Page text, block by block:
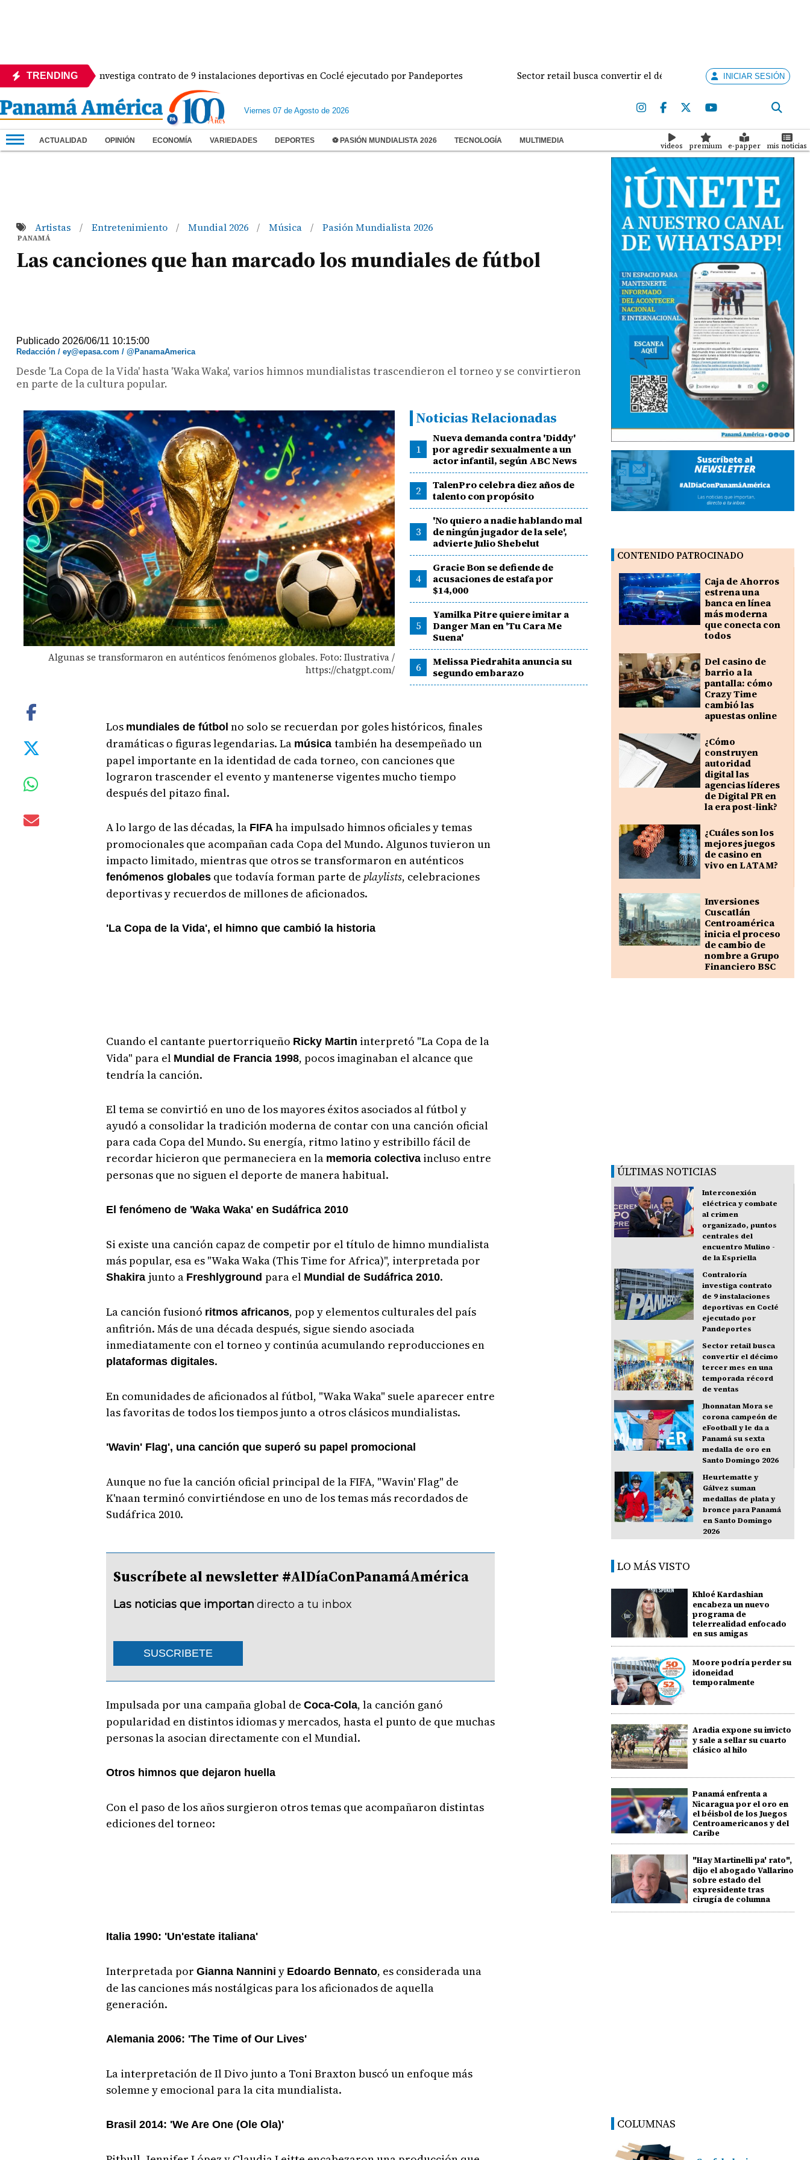
TRENDING
Contraloría investiga contrato de 9 instalaciones deportivas en Coclé ejecutado por Pandeportes Sector retail busca convertir el décimo tercer mes en una temporada
INICIAR SESIÓN
Viernes 07 de Agosto de 2026
ACTUALIDAD OPINIÓN ECONOMÍA VARIEDADES DEPORTES ⚽ PASIÓN MUNDIALISTA 2026 TECNOLOGÍA MULTIMEDIA
videos premium e-papper mis noticias
Artistas / Entretenimiento / Mundial 2026 / Música / Pasión Mundialista 2026
PANAMÁ
Las canciones que han marcado los mundiales de fútbol
Publicado 2026/06/11 10:15:00
Redacción / ey@epasa.com / @PanamaAmerica
Desde 'La Copa de la Vida' hasta 'Waka Waka', varios himnos mundialistas trascendieron el torneo y se convirtieron
en parte de la cultura popular.
Algunas se transformaron en auténticos fenómenos globales. Foto: Ilustrativa /
https://chatgpt.com/
Noticias Relacionadas
1
Nueva demanda contra 'Diddy'
por agredir sexualmente a un
actor infantil, según ABC News
2
TalenPro celebra diez años de
talento con propósito
3
'No quiero a nadie hablando mal
de ningún jugador de la sele',
advierte Julio Shebelut
4
Gracie Bon se defiende de
acusaciones de estafa por
$14,000
5
Yamilka Pitre quiere imitar a
Danger Man en 'Tu Cara Me
Suena'
6
Melissa Piedrahita anuncia su
segundo embarazo
Los mundiales de fútbol no solo se recuerdan por goles históricos, finales
dramáticas o figuras legendarias. La música también ha desempeñado un
papel importante en la identidad de cada torneo, con canciones que
lograron trascender el evento y mantenerse vigentes mucho tiempo
después del pitazo final.
A lo largo de las décadas, la FIFA ha impulsado himnos oficiales y temas
promocionales que acompañan cada Copa del Mundo. Algunos tuvieron un
impacto limitado, mientras que otros se transformaron en auténticos
fenómenos globalesque todavía forman parte de playlists, celebraciones
deportivas y recuerdos de millones de aficionados.
'La Copa de la Vida', el himno que cambió la historia
Cuando el cantante puertorriqueño Ricky Martin interpretó "La Copa de la
Vida" para el Mundial de Francia 1998, pocos imaginaban el alcance que
tendría la canción.
El tema se convirtió en uno de los mayores éxitos asociados al fútbol y
ayudó a consolidar la tradición moderna de contar con una canción oficial
para cada Copa del Mundo. Su energía, ritmo latino y estribillo fácil de
recordar hicieron que permaneciera en la memoria colectivaincluso entre
personas que no siguen el deporte de manera habitual.
El fenómeno de 'Waka Waka' en Sudáfrica 2010
Si existe una canción capaz de competir por el título de himno mundialista
más popular, esa es "Waka Waka (This Time for Africa)", interpretada por
Shakira junto a Freshlyground para el Mundial de Sudáfrica 2010.
La canción fusionó ritmos africanos, pop y elementos culturales del país
anfitrión. Más de una década después, sigue siendo asociada
inmediatamente con el torneo y continúa acumulando reproducciones en
plataformas digitales.
En comunidades de aficionados al fútbol, "Waka Waka" suele aparecer entre
las favoritas de todos los tiempos junto a otros clásicos mundialistas.
'Wavin' Flag', una canción que superó su papel promocional
Aunque no fue la canción oficial principal de la FIFA, "Wavin' Flag" de
K'naan terminó convirtiéndose en uno de los temas más recordados de
Sudáfrica 2010.
Suscríbete al newsletter #AlDíaConPanamáAmérica
Las noticias que importan directo a tu inbox
SUSCRIBETE
Impulsada por una campaña global de Coca-Cola, la canción ganó
popularidad en distintos idiomas y mercados, hasta el punto de que muchas
personas la asocian directamente con el Mundial.
Otros himnos que dejaron huella
Con el paso de los años surgieron otros temas que acompañaron distintas
ediciones del torneo:
Italia 1990: 'Un'estate italiana'
Interpretada por Gianna Nannini y Edoardo Bennato, es considerada una
de las canciones más nostálgicas para los aficionados de aquella
generación.
Alemania 2006: 'The Time of Our Lives'
La interpretación de Il Divo junto a Toni Braxton buscó un enfoque más
solemne y emocional para la cita mundialista.
Brasil 2014: 'We Are One (Ole Ola)'
CONTENIDO PATROCINADO
Caja de Ahorros
estrena una
banca en línea
más moderna
que conecta con
todos
Del casino de
barrio a la
pantalla: cómo
Crazy Time
cambió las
apuestas online
¿Cómo
construyen
autoridad
digital las
agencias líderes
de Digital PR en
la era post-link?
¿Cuáles son los
mejores juegos
de casino en
vivo en LATAM?
Inversiones
Cuscatlán
Centroamérica
inicia el proceso
de cambio de
nombre a Grupo
Financiero BSC
ÚLTIMAS NOTICIAS
Interconexión
eléctrica y combate
al crimen
organizado, puntos
centrales del
encuentro Mulino -
de la Espriella
Contraloría
investiga contrato
de 9 instalaciones
deportivas en Coclé
ejecutado por
Pandeportes
Sector retail busca
convertir el décimo
tercer mes en una
temporada récord
de ventas
Jhonnatan Mora se
corona campeón de
eFootball y le da a
Panamá su sexta
medalla de oro en
Santo Domingo 2026
Heurtematte y
Gálvez suman
medallas de plata y
bronce para Panamá
en Santo Domingo
2026
LO MÁS VISTO
Khloé Kardashian
encabeza un nuevo
programa de
telerrealidad enfocado
en sus amigas
Moore podría perder su
idoneidad
temporalmente
Aradia expone su invicto
y sale a sellar su cuarto
clásico al hilo
Panamá enfrenta a
Nicaragua por el oro en
el béisbol de los Juegos
Centroamericanos y del
Caribe
"Hay Martinelli pa' rato",
dijo el abogado Vallarino
sobre estado del
expresidente tras
cirugía de columna
COLUMNAS